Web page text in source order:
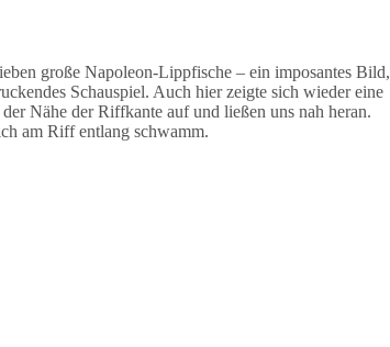
große Napoleon-Lippfische – ein imposantes Bild,
Schauspiel. Auch hier zeigte sich wieder eine
Nähe der Riffkante auf und ließen uns nah heran.
am Riff entlang schwamm.